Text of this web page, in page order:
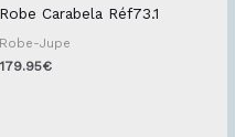
Robe Carabela Réf73.1
Robe-Jupe
179.95€